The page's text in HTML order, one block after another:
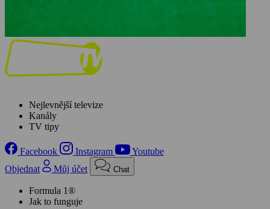
Nejlevnější televize
Kanály
TV tipy
Facebook Instagram
Youtube
Objednat
Můj účet Chat
Formula 1®
Jak to funguje